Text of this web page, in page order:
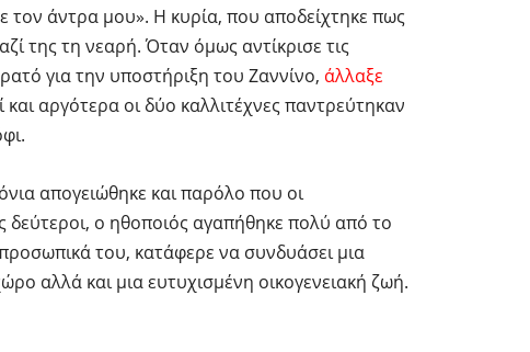
τον άντρα μου». Η κυρία, που αποδείχτηκε πως
της τη νεαρή. Όταν όμως αντίκρισε τις
για την υποστήριξη του Ζαννίνο, άλλαξε
αργότερα οι δύο καλλιτέχνες παντρεύτηκαν
απογειώθηκε και παρόλο που οι
δεύτεροι, ο ηθοποιός αγαπήθηκε πολύ από το
του, κατάφερε να συνδυάσει μια
αλλά και μια ευτυχισμένη οικογενειακή ζωή.